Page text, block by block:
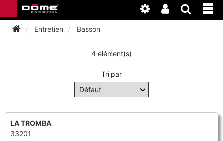
INSTRUMENTS
BAGAGERIE
BASSON
ANCHE CLARINETTE
Entretien Basson
4 élément(s)
Tri par
LA TROMBA
33201